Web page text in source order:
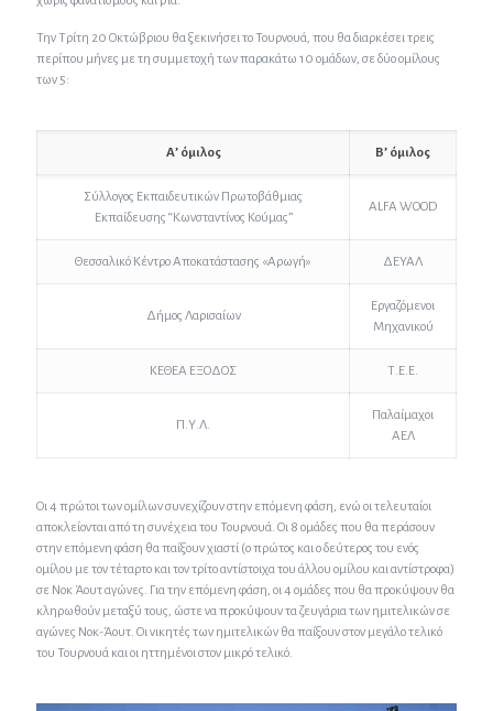
Την Τρίτη 20 Οκτώβριου θα ξεκινήσει το Τουρνουά, που θα διαρκέσει τρεις
περίπου μήνες με τη συμμετοχή των παρακάτω 10 ομάδων, σε δύο ομίλους
των 5:
Α’ όμιλος Β’ όμιλος
Σύλλογος Εκπαιδευτικών Πρωτοβάθμιας
Εκπαίδευσης “Κωνσταντίνος Κούμας”
ALFA WOOD
Θεσσαλικό Κέντρο Αποκατάστασης «Αρωγή» ΔΕΥΑΛ
Δήμος Λαρισαίων
Εργαζόμενοι
Μηχανικού
ΚΕΘΕΑ ΕΞΟΔΟΣ Τ.Ε.Ε.
Π.Υ.Λ.
Παλαίμαχοι
ΑΕΛ
Οι 4 πρώτοι των ομίλων συνεχίζουν στην επόμενη φάση, ενώ οι τελευταίοι
αποκλείονται από τη συνέχεια του Τουρνουά. Οι 8 ομάδες που θα περάσουν
στην επόμενη φάση θα παίξουν χιαστί (ο πρώτος και ο δεύτερος του ενός
ομίλου με τον τέταρτο και τον τρίτο αντίστοιχα του άλλου ομίλου και αντίστροφα)
σε Νοκ Άουτ αγώνες. Για την επόμενη φάση, οι 4 ομάδες που θα προκύψουν θα
κληρωθούν μεταξύ τους, ώστε να προκύψουν τα ζευγάρια των ημιτελικών σε
αγώνες Νοκ-Άουτ. Οι νικητές των ημιτελικών θα παίξουν στον μεγάλο τελικό
του Τουρνουά και οι ηττημένοι στον μικρό τελικό.